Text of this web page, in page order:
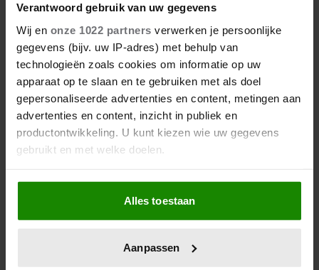
Verantwoord gebruik van uw gegevens
Wij en onze 1022 partners verwerken je persoonlijke
gegevens (bijv. uw IP-adres) met behulp van
technologieën zoals cookies om informatie op uw
apparaat op te slaan en te gebruiken met als doel
gepersonaliseerde advertenties en content, metingen aan
advertenties en content, inzicht in publiek en
productontwikkeling. U kunt kiezen wie uw gegevens
gebruikt en met welke doelen.
Als u het toestaat, willen we ook graag:
Informatie verzamelen over uw geografische
locatie, die tot een paar meter nauwkeurig kan zijn
scannen op specifieke eigenschappen (fingerprinting)
Alles toestaan
Aanpassen
❤ … En nog veel meer!
NU VANAF € 3,95 PER MAAND
MIJN VRIENDIN
MIJN ABONNEMENTEN
MIJN TIJDSCHRIFTEN
MIJN VRIENDIN CLUB